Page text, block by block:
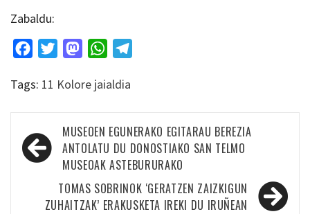
Zabaldu:
FacebookTwitterMastodonWhatsApp
Tags: 11 Kolore jaialdia
Bidalketetan
zehar
nabigatu
MUSEOEN EGUNERAKO EGITARAU BEREZIA
ANTOLATU DU DONOSTIAKO SAN TELMO
MUSEOAK ASTEBURURAKO
TOMAS SOBRINOK ‘GERATZEN ZAIZKIGUN
ZUHAITZAK’ ERAKUSKETA IREKI DU IRUÑEAN